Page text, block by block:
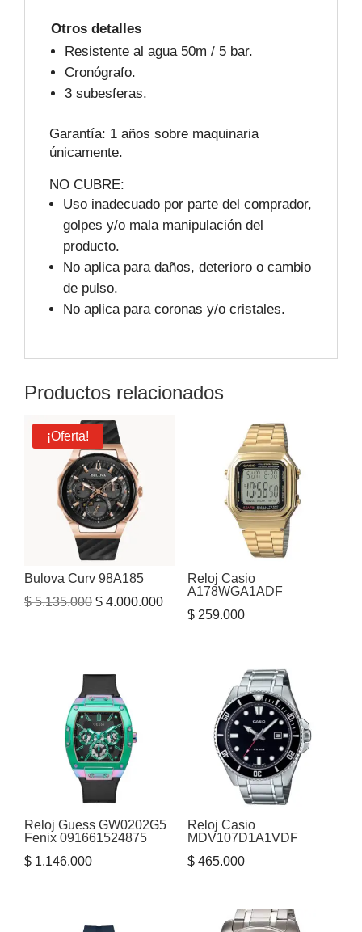
Otros detalles
Resistente al agua 50m / 5 bar.
Cronógrafo.
3 subesferas.
Garantía: 1 años sobre maquinaria
únicamente.
NO CUBRE:
Uso inadecuado por parte del comprador,
golpes y/o mala manipulación del
producto.
No aplica para daños, deterioro o cambio
de pulso.
No aplica para coronas y/o cristales.
Productos relacionados
¡Oferta!
Bulova Curv 98A185
$5.135.000 El
$ 5.135.000.
$ 4.000.000El
precio
$ 4.000.000.
Reloj Casio
A178WGA1ADF
$259.000
Reloj Guess GW0202G5
Fenix 091661524875
$ 1.146.000
Reloj Casio
MDV107D1A1VDF
$465.000